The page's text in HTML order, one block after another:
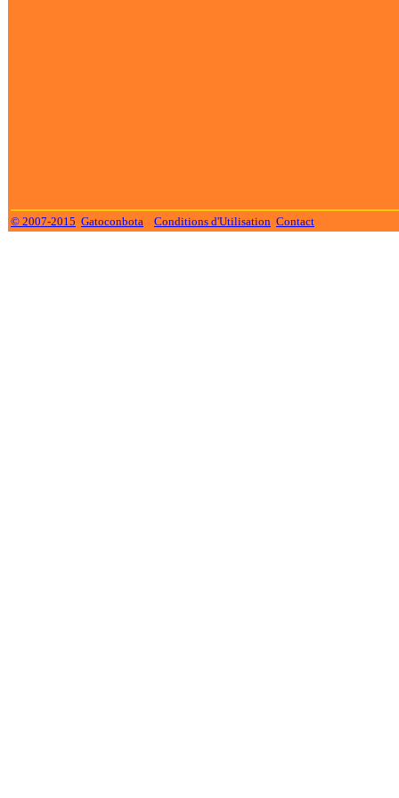
© 2007-2015 Gatoconbota Conditions d'Utilisation Contact